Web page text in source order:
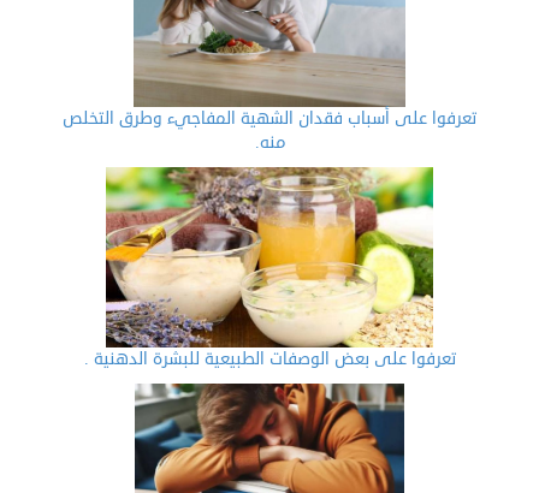
تعرفوا على أسباب فقدان الشهية المفاجيء وطرق التخلص
منه.
تعرفوا على بعض الوصفات الطبيعية للبشرة الدهنية .